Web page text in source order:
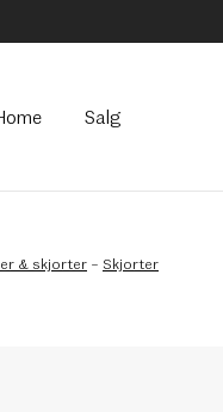
Salg
& skjorter – Skjorter